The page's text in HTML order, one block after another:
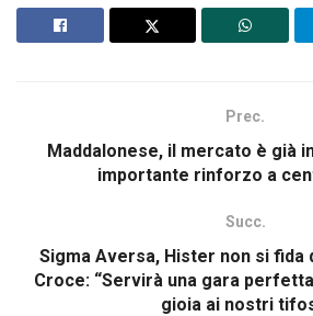
Prec.
Maddalonese, il mercato è già
importante rinforzo a
Succ.
Sigma Aversa, Hister non si fida
Croce: “Servirà una gara
gioia ai nostri